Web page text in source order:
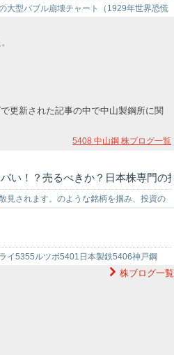
大型バブル崩壊チャート（1929年世界恐慌
更新された記事の中で中山製鋼所に関
5408 中山鋼 株ブログ一覧
い！？売るべきか？日本株専門
見されます。のような銘柄を掴み、投資の
投資助言を得ることが重要です。弊社では
様をサポートする環境を…
イ5355ルツボ5401日本製鉄5406神戸鋼
株ブログ一覧